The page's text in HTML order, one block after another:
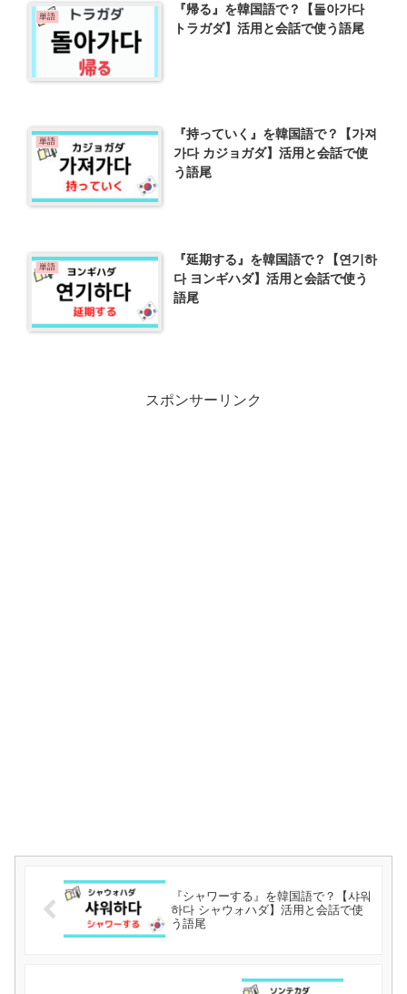
単語
『帰る』を韓国語で？【돌아가다
トラガダ】活用と会話で使う語尾
単語
『持っていく』を韓国語で？【가져
가다 カジョガダ】活用と会話で使
う語尾
単語
『延期する』を韓国語で？【연기하
다 ヨンギハダ】活用と会話で使う
語尾
スポンサーリンク
『シャワーする』を韓国語で？【샤워
하다 シャウォハダ】活用と会話で使
う語尾